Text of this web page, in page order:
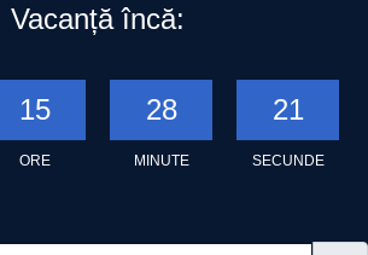
Vacanță încă:
15
ORE
28
MINUTE
20
SECUNDE